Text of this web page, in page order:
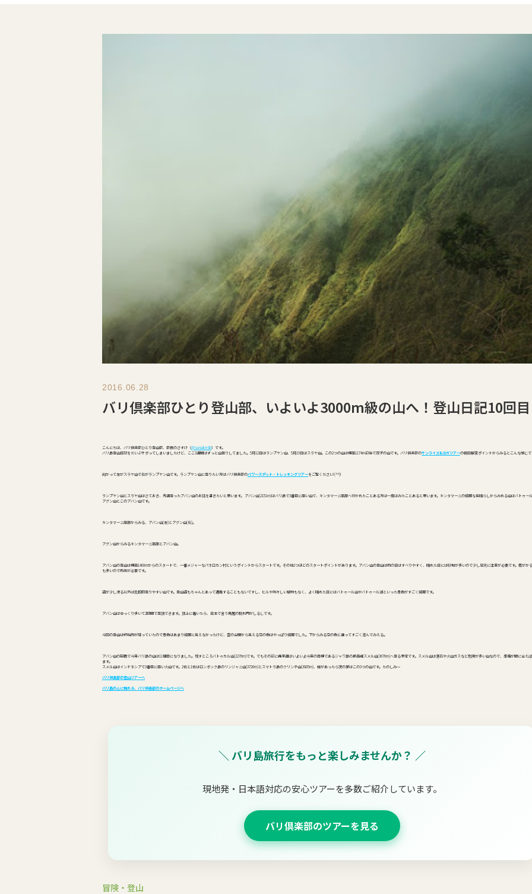
2016.06.28
バリ倶楽部ひとり登山部、いよいよ3000m級の山へ！登山日記10回目
こんにちは、バリ倶楽部ひとり登山部、部長のさすけ（@sasuke80）です。
バリ島登山日記をだいぶサボってしまいましたけど、ここ3週間はずっと山登りしてました。5月12日はランプヤン山、5月19日はスラヤ山。この2つの山は標高1174m前後で双子の山です。バリ倶楽部のサンライズ&ヨガツアーの朝日観賞ポイントからみるとこんな感じで
向かって左がスラヤ山で右がランプヤン山です。ランプヤン山に登りたい方はバリ倶楽部のパワースポット・トレッキングツアーをご覧ください!(^^)!
ランプヤン山とスラヤ山はさておき、先週登ったアバン山のお話を書きたいと思います。 アバン山(2151m)はバリ島で3番目に高い山で、キンタマーニ高原へ行かれたことある方は一度はみたことあると思います。キンタマーニの綺麗な見晴らしからみれる山はバトゥー
アグン山とこのアバン山です。
キンタマーニ高原からみる、アバン山(左)とアグン山(右)。
アグン山からみるキンタマーニ高原とアバン山。
アバン山の登山は標高1400mからのスタートで、一番メジャーなパネロカン村というポイントからスタートです。その他2つほどのスタートポイントがあります。アバン山の登山は雨の日はすべりやすく、晴れた日には砂地が多いので少し足元に注意が必要です。霧がか
も多いので雨具が必要です。
道が少し滑る以外は比較的登りやすい山です。登山道もちゃんとあって遭難することもないですし、ヒルや刺々しい植物もなく、よく晴れた日にはバトゥール山やバトゥール湖といった景色がすごく綺麗です。
アバン山はゆっくり歩いて2時間で登頂できます。頂上に着いたら、日本で言う鳥居の割れ門がしるしです。
今回の登山は終始雨が降っていたので景色はあまり綺麗に見えなかったけど、雲の合間から見える空の色はやっぱり綺麗でした。下からみる空の色と違ってすごく澄んでみえる。
アバン山の制覇で今年バリ島の山は11個目になりました。残すところバトゥカル山(2276m)です。でもその前に再来週はいよいよ今年の目標であるジャワ島の最高峰スメル山(3676m)へ登る予定です。スメル山は落石や火山ガスなど危険が多い山なので、準備が間に合え
ます。
スメル山はインドネシアで3番目に高い火山です。2位と1位はロンボック島のリンジャニ山(3726m)とスマトラ島のクリンチ山(3805m)、縁があったら次の夢はこの3つの山です。たのしみ～
バリ倶楽部の登山ツアーへ
バリ島の心に触れる、バリ倶楽部のホームページへ
＼ バリ島旅行をもっと楽しみませんか？ ／
現地発・日本語対応の安心ツアーを多数ご紹介しています。
バリ倶楽部のツアーを見る
冒険・登山